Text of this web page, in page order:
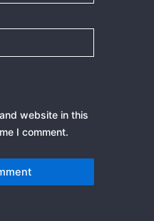
website in this
I comment.